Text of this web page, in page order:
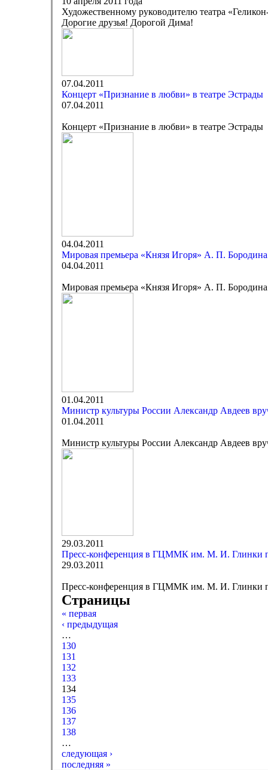
Художественному руководителю театра
Дорогие друзья! Дорогой Дима!
07.04.2011
Концерт «Признание в любви» в театре Эстрады
07.04.2011
Концерт «Признание в любви» в театре Эстрады
04.04.2011
Мировая премьера «Князя Игоря» А. П. Бородина
04.04.2011
Мировая премьера «Князя Игоря» А. П. Бородина
01.04.2011
Министр культуры России Александр Авдеев
01.04.2011
Министр культуры России Александр Авдеев
29.03.2011
Пресс-конференция в ГЦММК им. М. И. Глинки
29.03.2011
Пресс-конференция в ГЦММК им. М. И. Глинки
Страницы
« первая
‹ предыдущая
…
130
131
132
133
134
135
136
137
138
…
следующая ›
последняя »